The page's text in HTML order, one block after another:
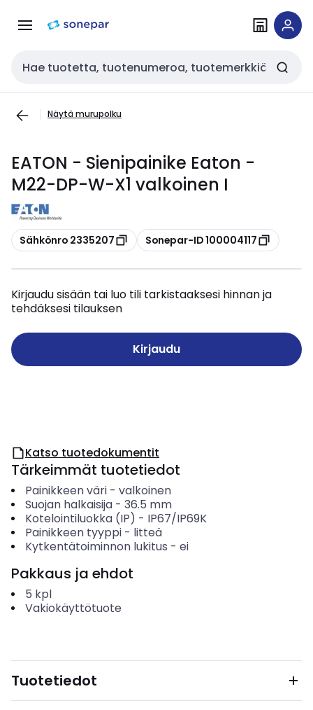
navigointiinsisältöön
Haku
Näytä murupolku
EATON - Sienipainike Eaton -
M22-DP-W-X1 valkoinen I
Kopioi
Sähkönro 2335207 Kopioi
Sonepar-ID 100004117
Kirjaudu sisään tai luo tili tarkistaaksesi hinnan ja
tehdäksesi tilauksen
Kirjaudu
Katso tuotedokumentit
Tärkeimmät tuotetiedot
Painikkeen väri- valkoinen
Suojan halkaisija- 36.5 mm
Kotelointiluokka (IP) - IP67/IP69K
Painikkeen tyyppi- litteä
Kytkentätoiminnon lukitus - ei
Pakkaus ja ehdot
5 kpl
Vakiokäyttötuote
Tuotetiedot